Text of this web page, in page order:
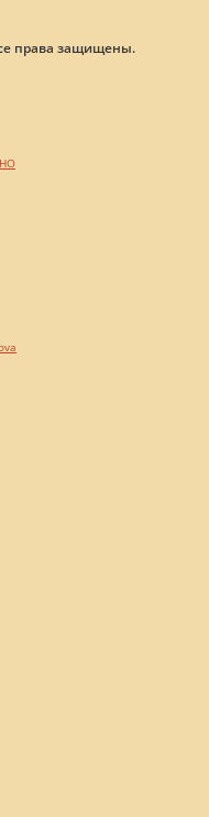
права защищены.